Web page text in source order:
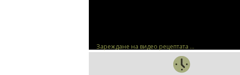
Зареждане на видео рецептата ...